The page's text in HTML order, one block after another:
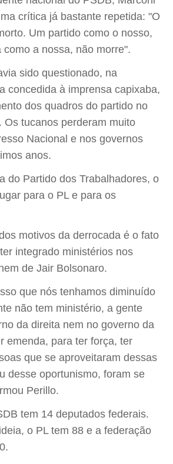
crítica já bastante repetida: "O
Um partido como o nosso,
como a nossa, não morre".
sido questionado, na
concedida à imprensa capixaba,
dos quadros do partido no
Os tucanos perderam muito
Nacional e nos governos
anos.
do Partido dos Trabalhadores, o
para o PL e para os
motivos da derrocada é o fato
integrado ministérios nos
de Jair Bolsonaro.
que nós tenhamos diminuído
não tem ministério, a gente
da direita nem no governo da
emenda, para ter força, ter
que se aproveitaram dessas
desse oportunismo, foram se
Perillo.
tem 14 deputados federais.
o PL tem 88 e a federação